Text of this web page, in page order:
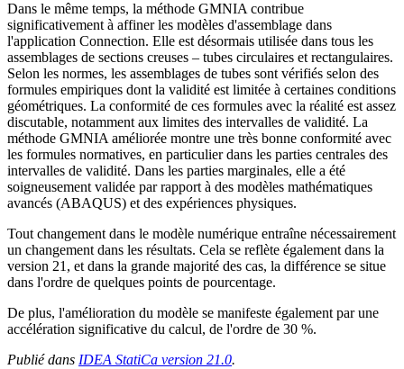
Dans le même temps, la méthode GMNIA contribue
significativement à affiner les modèles d'assemblage dans
l'application Connection. Elle est désormais utilisée dans tous les
assemblages de sections creuses – tubes circulaires et rectangulaires.
Selon les normes, les assemblages de tubes sont vérifiés selon des
formules empiriques dont la validité est limitée à certaines conditions
géométriques. La conformité de ces formules avec la réalité est assez
discutable, notamment aux limites des intervalles de validité. La
méthode GMNIA améliorée montre une très bonne conformité avec
les formules normatives, en particulier dans les parties centrales des
intervalles de validité. Dans les parties marginales, elle a été
soigneusement validée par rapport à des modèles mathématiques
avancés (ABAQUS) et des expériences physiques.
Tout changement dans le modèle numérique entraîne nécessairement
un changement dans les résultats. Cela se reflète également dans la
version 21, et dans la grande majorité des cas, la différence se situe
dans l'ordre de quelques points de pourcentage.
De plus, l'amélioration du modèle se manifeste également par une
accélération significative du calcul, de l'ordre de 30 %.
Publié dans IDEA StatiCa version 21.0.